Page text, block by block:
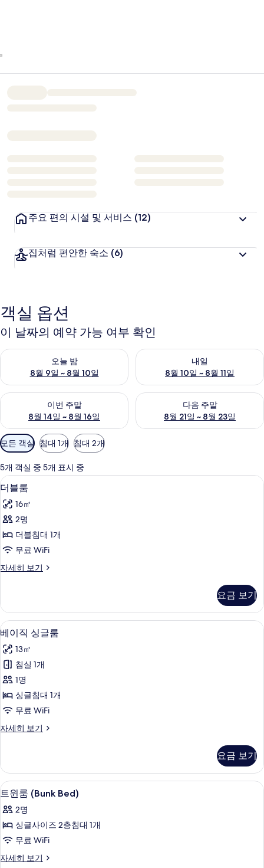
주요 편의 시설 및 서비스 (12)
집처럼 편안한 숙소 (6)
객실 옵션
이 날짜의 예약 가능 여부 확인
오늘 밤
8월 9일 ~ 8월 10일
오늘 밤 예약 가능 여부 확인, 8월 9일 ~ 8월 10일
내일
8월 10일 ~ 8월 11일
내일 예약 가능 여부 확인, 8월
이번 주말
8월 14일 ~ 8월 16일
이번 주말 예약 가능 여부 확인, 8월 14일 ~ 8월 16일
다음 주말
8월 21일 ~ 8월 23일
다음 주말 예약 가능 여부 확인
객
실
에
사
용
가
능
한
터
모든 객실 침대 1개 침대 2개
5개 객실 중 5개 표시 중
더
블
룸
사
진
두
기
오리/거위털 이불, 무료 WiFi, 침대 시트
5
더블룸
16㎡
2명
더블침대 1개
무료 WiFi
자세히 보기
더
세
히
보
기
요금 보기
베
이
직
싱
글
룸
진
두
보
기
오리/거위털 이불, 무료 WiFi, 침대 시트
5
베이직 싱글룸
13㎡
침실 1개
1명
싱글침대 1개
무료 WiFi
자세히 보기
베
글
룸
자
히
보
요금 보기
트
윈
룸
(Bunk
Bed)
사
트윈룸 (Bunk Bed) | 오리/거위털 이불
5
트윈룸 (Bunk Bed)
2명
싱글사이즈 2층침대 1개
무료 WiFi
자세히 보기
트